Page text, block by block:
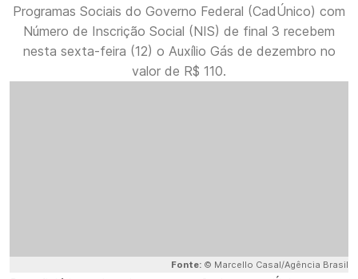
Programas Sociais do Governo Federal (CadÚnico) com
Número de Inscrição Social (NIS) de final 3 recebem
nesta sexta-feira (12) o Auxílio Gás de dezembro no
valor de R$ 110.
Fonte: © Marcello Casal/Agência Brasil